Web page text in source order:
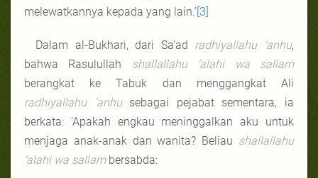
melewatkannya kepada yang lain.’[3]
Dalam al-Bukhari, dari Sa’ad radhiyallahu ‘anhu,
bahwa Rasulullah shallallahu ‘alahi wa sallam
berangkat ke Tabuk dan menggangkat Ali
radhiyallahu ‘anhusebagai pejabat sementara, ia
berkata: ‘Apakah engkau meninggalkan aku untuk
menjaga anak-anak dan wanita? Beliau shallallahu
‘alahi wa sallambersabda: